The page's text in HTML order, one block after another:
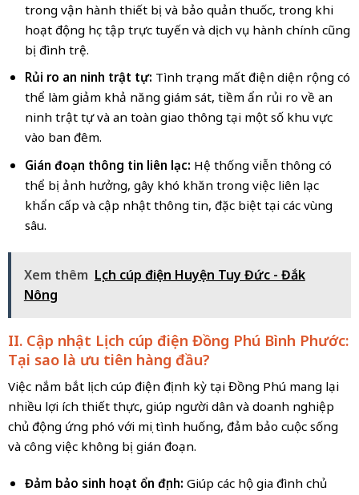
trong vận hành thiết bị và bảo quản thuốc, trong khi
hoạt động học tập trực tuyến và dịch vụ hành chính cũng
bị đình trệ.
Rủi ro an ninh trật tự: Tình trạng mất điện diện rộng có
thể làm giảm khả năng giám sát, tiềm ẩn rủi ro về an
ninh trật tự và an toàn giao thông tại một số khu vực
vào ban đêm.
Gián đoạn thông tin liên lạc: Hệ thống viễn thông có
thể bị ảnh hưởng, gây khó khăn trong việc liên lạc
khẩn cấp và cập nhật thông tin, đặc biệt tại các vùng
sâu.
Xem thêm Lịch cúp điện Huyện Tuy Đức - Đắk
Nông
II. Cập nhật Lịch cúp điện Đồng Phú Bình Phước:
Tại sao là ưu tiên hàng đầu?
Việc nắm bắt lịch cúp điện định kỳ tại Đồng Phú mang lại
nhiều lợi ích thiết thực, giúp người dân và doanh nghiệp
chủ động ứng phó với mọi tình huống, đảm bảo cuộc sống
và công việc không bị gián đoạn.
Đảm bảo sinh hoạt ổn định: Giúp các hộ gia đình chủ